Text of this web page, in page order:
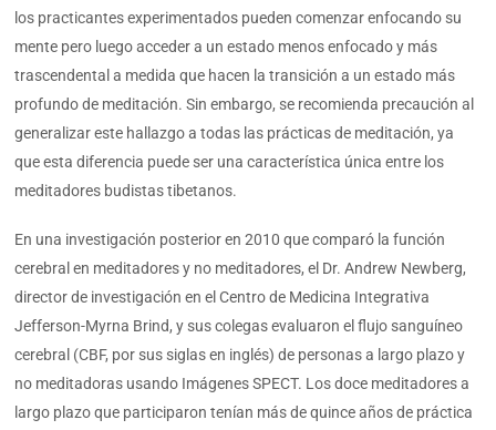
los practicantes experimentados pueden comenzar enfocando su
mente pero luego acceder a un estado menos enfocado y más
trascendental a medida que hacen la transición a un estado más
profundo de meditación. Sin embargo, se recomienda precaución al
generalizar este hallazgo a todas las prácticas de meditación, ya
que esta diferencia puede ser una característica única entre los
meditadores budistas tibetanos.
En una investigación posterior en 2010 que comparó la función
cerebral en meditadores y no meditadores, el Dr. Andrew Newberg,
director de investigación en el Centro de Medicina Integrativa
Jefferson-Myrna Brind, y sus colegas evaluaron el flujo sanguíneo
cerebral (CBF, por sus siglas en inglés) de personas a largo plazo y
no meditadoras usando Imágenes SPECT. Los doce meditadores a
largo plazo que participaron tenían más de quince años de práctica